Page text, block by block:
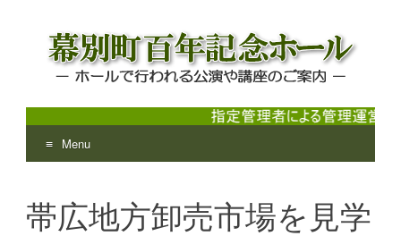
幕別町百年記念ホール
ホールで行われる公演や講座のご案内
Menu
content
帯広地方卸売市場を見学